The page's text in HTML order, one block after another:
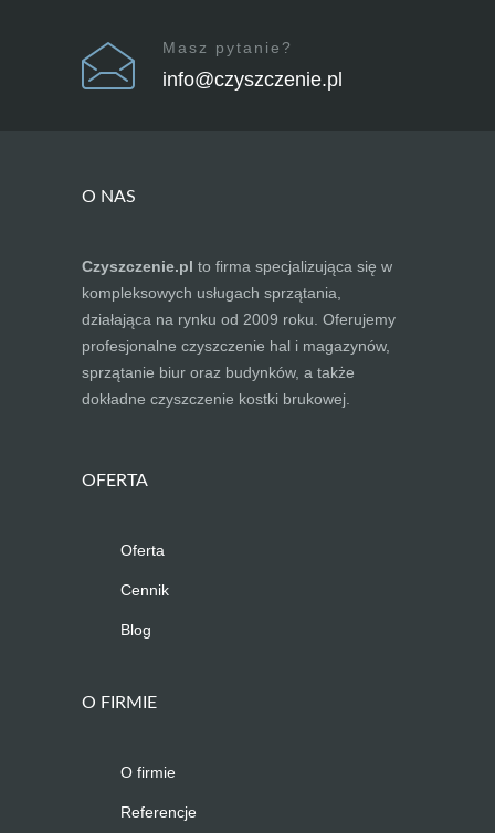
Masz pytanie?
info@czyszczenie.pl
O NAS
Czyszczenie.pl to firma specjalizująca się w
kompleksowych usługach sprzątania,
działająca na rynku od 2009 roku. Oferujemy
profesjonalne czyszczenie hal i magazynów,
sprzątanie biur oraz budynków, a także
dokładne czyszczenie kostki brukowej.
OFERTA
Oferta
Cennik
Blog
O FIRMIE
O firmie
Referencje